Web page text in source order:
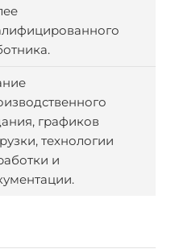
графиков
технологии
и